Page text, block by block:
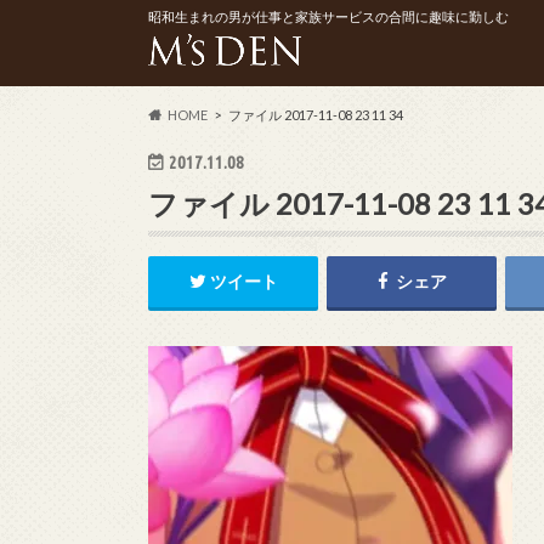
昭和生まれの男が仕事と家族サービスの合間に趣味に勤しむ
HOME ファイル 2017-11-08 23 11 34
2017.11.08
ファイル 2017-11-08 23 11
ツイート シェア